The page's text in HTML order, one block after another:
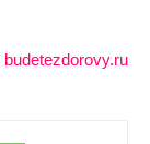
budetezdorovy.ru